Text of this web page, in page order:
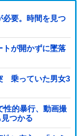
必要。時間を見つ
トが開かずに墜落
乗っていた男女3
性的暴行、動画撮
つかる